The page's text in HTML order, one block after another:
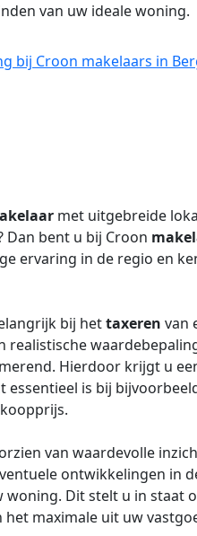
van uw ideale woning.
bij Croon makelaars in
met uitgebreide
Dan bent u bij Croon
ervaring in de regio en
bij hettaxeren van
realistische
Hierdoor krijgt u
essentieel is bij
van waardevolle
ontwikkelingen in
woning. Dit stelt u in staat
maximale uit uw